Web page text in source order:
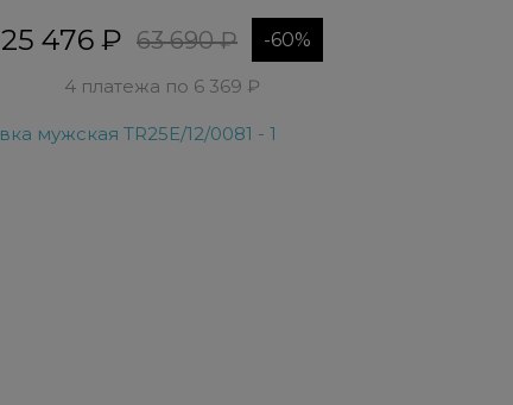
25 476 ₽ 63 690 ₽ -60%
4 платежа по 6 369 ₽